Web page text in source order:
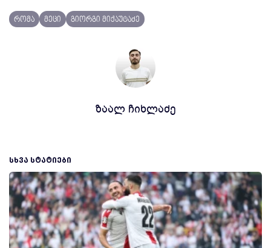
რომა მეცი გიორგი მიქაუტაძე
ზაალ ჩიხლაძე
ᲡᲮᲕᲐ ᲡᲢᲐᲢᲘᲔᲑᲘ